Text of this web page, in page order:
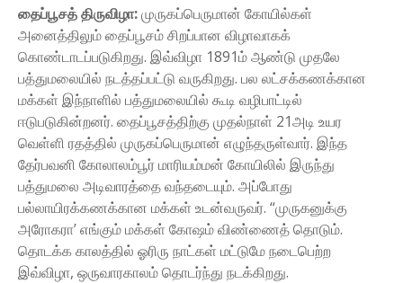
தைப்பூசத் திருவிழா:முருகப்பெருமான் கோயில்கள்
அனைத்திலும் தைப்பூசம் சிறப்பான விழாவாகக்
கொண்டாடப்படுகிறது. இவ்விழா 1891ம் ஆண்டு முதலே
பத்துமலையில் நடத்தப்பட்டு வருகிறது. பல லட்சக்கணக்கான
மக்கள் இந்நாளில் பத்துமலையில் கூடி வழிபாட்டில்
ஈடுபடுகின்றனர். தைப்பூசத்திற்கு முதல்நாள் 21அடி உயர
வெள்ளி ரதத்தில் முருகப்பெருமான் எழுந்தருள்வார். இந்த
தேர்பவனி கோலாலம்பூர் மாரியம்மன் கோயிலில் இருந்து
பத்துமலை அடிவாரத்தை வந்தடையும். அப்போது
பல்லாயிரக்கணக்கான மக்கள் உடன்வருவர். “முருகனுக்கு
அரோகரா’ எங்கும் மக்கள் கோஷம் விண்ணைத் தொடும்.
தொடக்க காலத்தில் ஓரிரு நாட்கள் மட்டுமே நடைபெற்ற
இவ்விழா, ஒருவாரகாலம் தொடர்ந்து நடக்கிறது.